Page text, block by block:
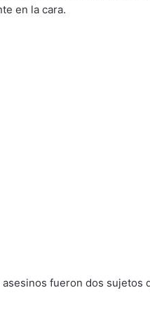
en la cara.
fueron dos sujetos